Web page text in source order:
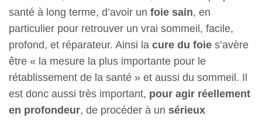
santé à long terme, d’avoir un foie sain, en
particulier pour retrouver un vrai sommeil, facile,
profond, et réparateur. Ainsi la cure du foie s’avère
être « la mesure la plus importante pour le
rétablissement de la santé » et aussi du sommeil. Il
est donc aussi très important, pour agir réellement
en profondeur, de procéder à un sérieux